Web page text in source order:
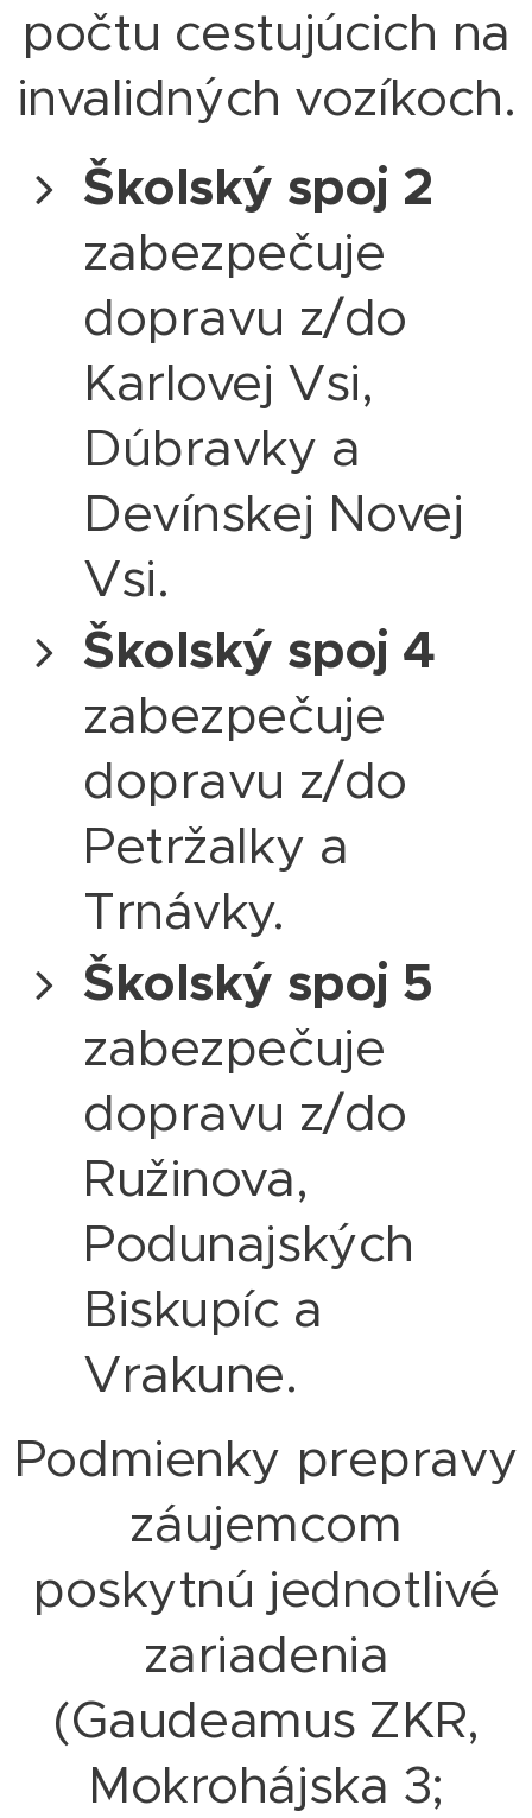
počtu cestujúcich na
invalidných vozíkoch.
Školský spoj 2
zabezpečuje
dopravu z/do
Karlovej Vsi,
Dúbravky a
Devínskej Novej
Vsi.
Školský spoj 4
zabezpečuje
dopravu z/do
Petržalky a
Trnávky.
Školský spoj 5
zabezpečuje
dopravu z/do
Ružinova,
Podunajských
Biskupíc a
Vrakune.
Podmienky prepravy
záujemcom
poskytnú jednotlivé
zariadenia
(Gaudeamus ZKR,
Mokrohájska 3;